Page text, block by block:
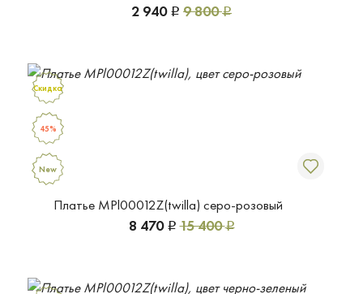
2 940 Р 9 800Р
Платье MPl00012Z(twilla) серо-розовый
8 470 Р 15 400Р
Скидка
45%
New